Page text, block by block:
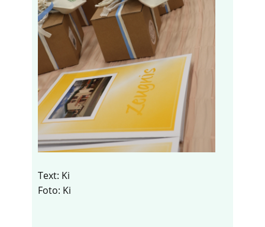
Text: Ki
Foto: Ki